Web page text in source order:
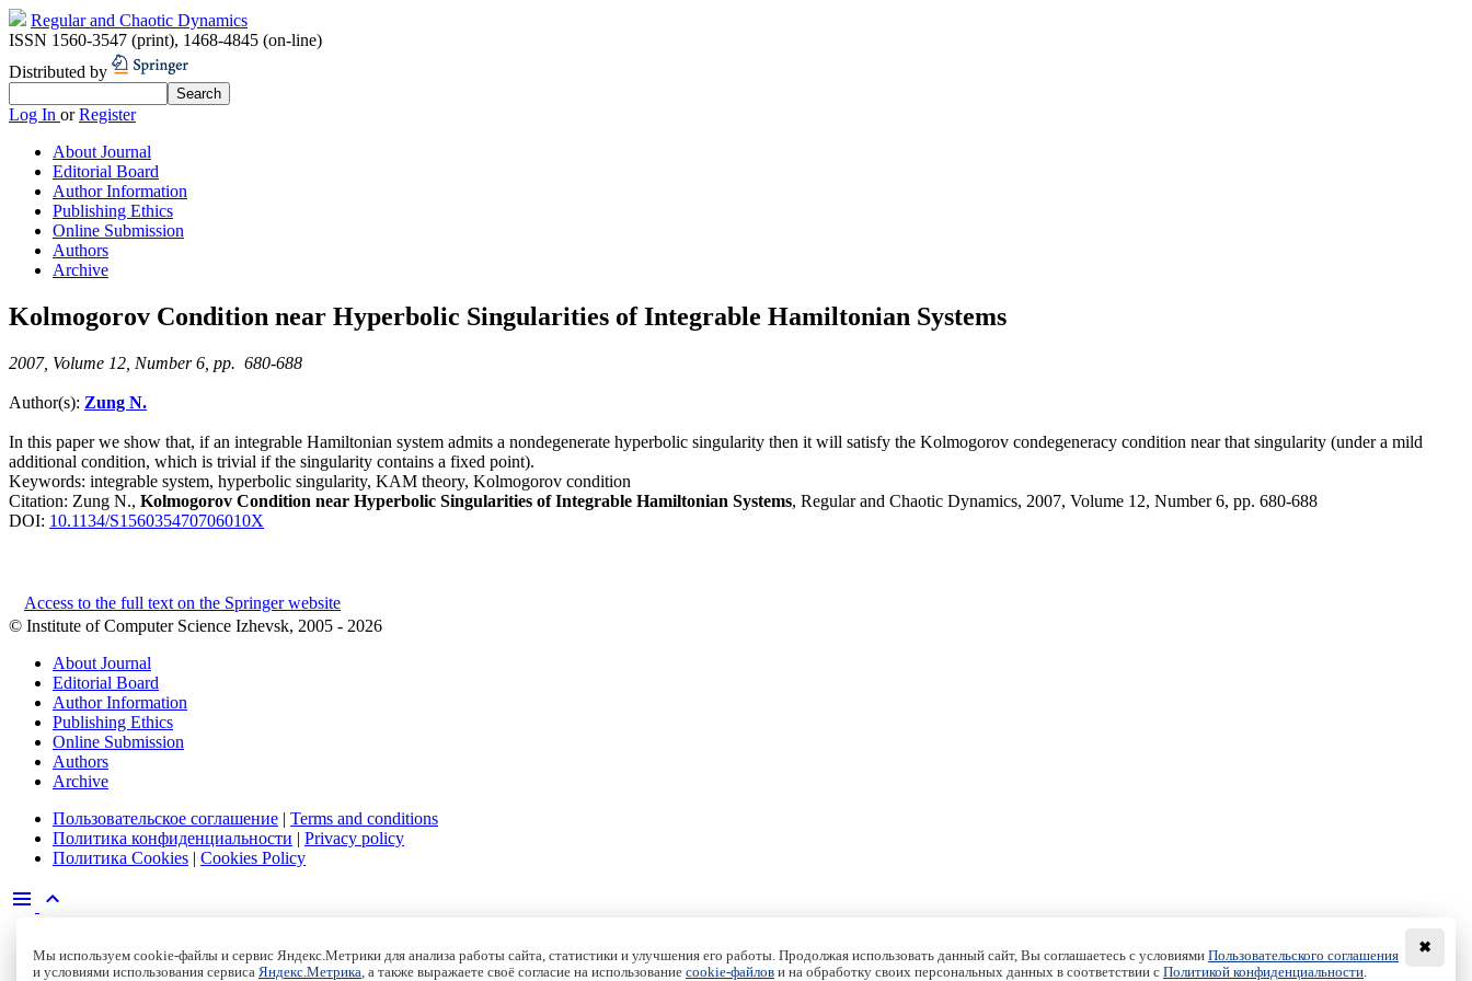
Regular and Chaotic Dynamics
ISSN 1560-3547 (print), 1468-4845 (on-line)
Distributed by
Log In orRegister
About Journal
Editorial Board
Author Information
Publishing Ethics
Online Submission
Authors
Archive
Kolmogorov Condition near Hyperbolic Singularities of Integrable Hamiltonian Systems
2007, Volume 12, Number 6, pp. 680-688
Author(s): Zung N.
In this paper we show that, if an integrable Hamiltonian system admits a nondegenerate hyperbolic singularity then it will satisfy the Kolmogorov condegeneracy condition near that singularity (under a mild
additional condition, which is trivial if the singularity contains a fixed point).
Keywords: integrable system, hyperbolic singularity, KAM theory, Kolmogorov condition
Citation: Zung N., Kolmogorov Condition near Hyperbolic Singularities of Integrable Hamiltonian Systems, Regular and Chaotic Dynamics, 2007, Volume 12, Number 6, pp. 680-688
DOI: 10.1134/S156035470706010X
Access to the full text on the Springer website
© Institute of Computer Science Izhevsk, 2005 - 2026
About Journal
Editorial Board
Author Information
Publishing Ethics
Online Submission
Authors
Archive
Пользовательское соглашение | Terms and conditions
Политика конфиденциальности | Privacy policy
Политика Cookies | Cookies Policy
✖
Мы используем cookie-файлы и сервис Яндекс.Метрики для анализа работы сайта, статистики и улучшения его работы. Продолжая использовать данный сайт, Вы соглашаетесь с условиями Пользовательского соглашения
и условиями использования сервиса Яндекс.Метрика , а также выражаете своё согласие на использование cookie-файлов и на обработку своих персональных данных в соответствии с Политикой конфиденциальности